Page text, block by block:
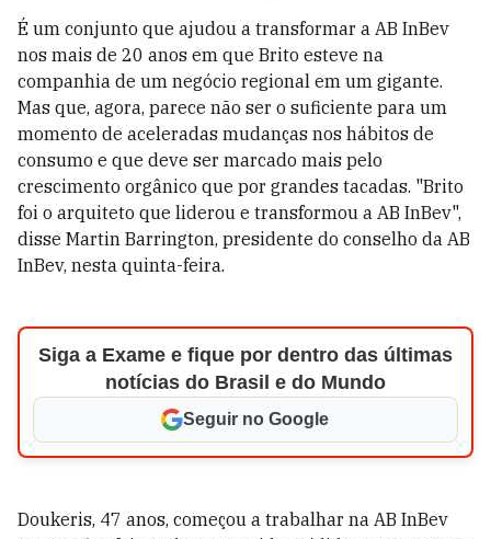
É um conjunto que ajudou a transformar a AB InBev
nos mais de 20 anos em que Brito esteve na
companhia de um negócio regional em um gigante.
Mas que, agora, parece não ser o suficiente para um
momento de aceleradas mudanças nos hábitos de
consumo e que deve ser marcado mais pelo
crescimento orgânico que por grandes tacadas. "Brito
foi o arquiteto que liderou e transformou a AB InBev",
disse Martin Barrington, presidente do conselho da AB
InBev, nesta quinta-feira.
Siga a Exame e fique por dentro das últimas
notícias do Brasil e do Mundo
Seguir no Google
Doukeris, 47 anos, começou a trabalhar na AB InBev